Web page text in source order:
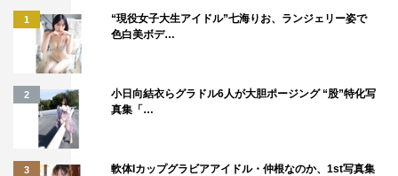
1
“現役女子大生アイドル”七海りお、ランジェリー姿で
色白美ボデ…
2
小日向結衣らグラドル6人が大胆ポージング “股”特化写
真集「…
3
軟体Iカップグラビアアイドル・仲根なのか、1st写真集